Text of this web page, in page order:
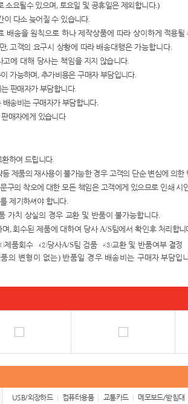
소요될수 있으며, 토요일 및 공휴일은 제외합니다.)
이 다소 늦어질 수 있습니다.
배송을 원칙으로 하나 제작상품에 따라 상이하게 적용될
, 고객의 요구시 상황에 따라 배송대행은 가능합니다.
에 대해 당사는 책임을 지지 않습니다.
가능하며, 추가비용은 구매자 부담입니다.
판매자가 부담합니다.
배송비는 구매자가 부담합니다.
매자에게 있습니다
하여 드립니다.
제품의 재사용이 불가능한 경우 고객의 단순 변심에 의한
구의 착오에 대한 모든 책임은 고객에게 있으므로 인쇄 시
제기하셔야 합니다.
가치 상실의 경우 교환 및 반품이 불가능합니다.
며,회수된 제품에 대하여 당사A/S팀에서 확인후 처리합니
제품회수→②당사A/S팀 검품 →③교환 및 반품여부 결정
의 변형이 없는) 반품일 경우 배송비는 구매자 부담입
USB/외장하드 컴퓨터용품 교통카드 메모보드/받침대